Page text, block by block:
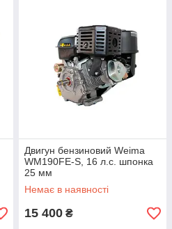
Двигун бензиновий Weima
WM190FE-S, 16 л.с. шпонка
25 мм
Немає в наявності
15 400 ₴